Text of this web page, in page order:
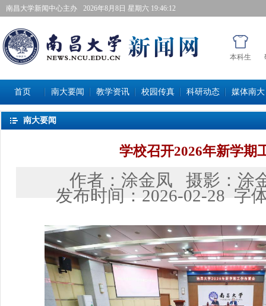
南昌大学新闻中心主办 2026年8月8日星期六 19:46:12
本科生
首页 南大要闻 教学资讯 校园传真 科研动态 媒体南大
南大要闻
学校召开2026年新学期
作者： 涂金凤 摄影： 涂
发布时间： 2026-02-28 字